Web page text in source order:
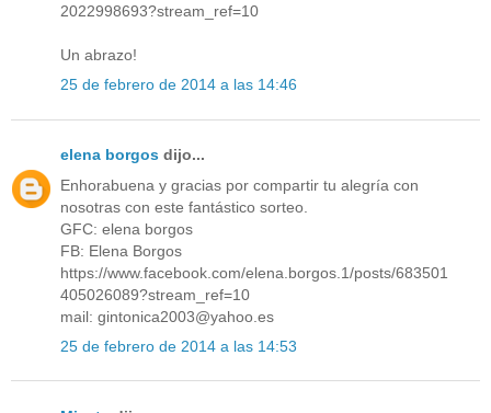
2022998693?stream_ref=10
Un abrazo!
25 de febrero de 2014 a las 14:46
elena borgos dijo...
Enhorabuena y gracias por compartir tu alegría con
nosotras con este fantástico sorteo.
GFC: elena borgos
FB: Elena Borgos
https://www.facebook.com/elena.borgos.1/posts/683501
405026089?stream_ref=10
mail: gintonica2003@yahoo.es
25 de febrero de 2014 a las 14:53